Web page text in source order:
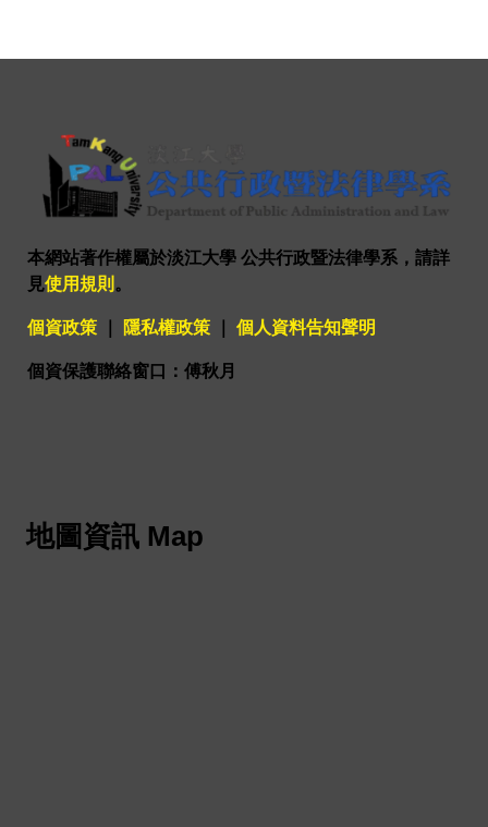
本網站著作權屬於淡江大學 公共行政暨法律學系，請詳
見使用規則 。
個資政策 隱私權政策 個人資料告知聲明
個資保護聯絡窗口：傅秋月
地圖資訊 Map